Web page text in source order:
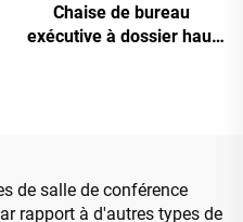
Chaise de bureau
exécutive à dossier haut
de salle de conférence
rapport à d'autres types de